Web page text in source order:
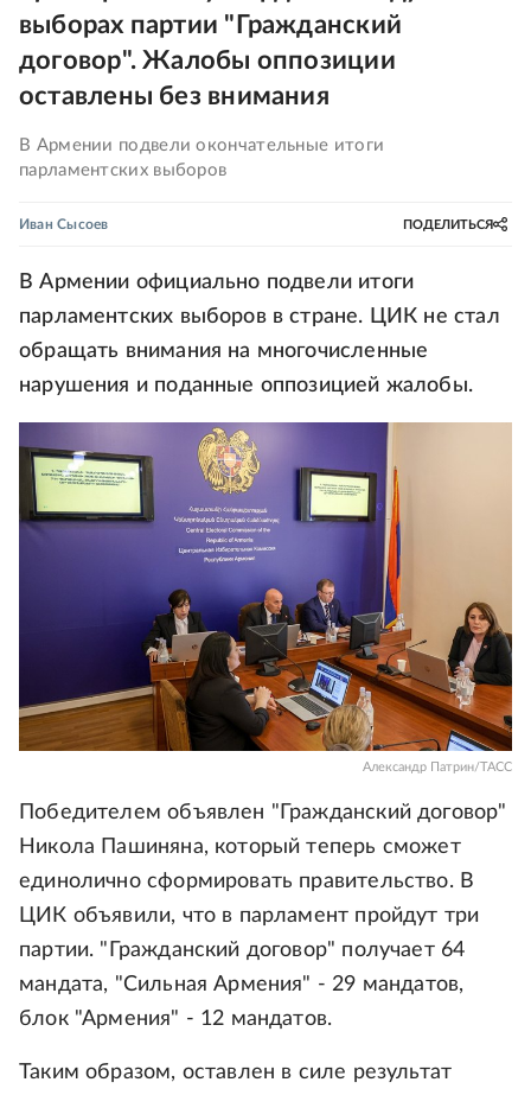
выборах партии "Гражданский
договор". Жалобы оппозиции
оставлены без внимания
В Армении подвели окончательные итоги
парламентских выборов
Иван Сысоев ПОДЕЛИТЬСЯ
В Армении официально подвели итоги
парламентских выборов в стране. ЦИК не стал
обращать внимания на многочисленные
нарушения и поданные оппозицией жалобы.
Александр Патрин/ТАСС
Победителем объявлен "Гражданский договор"
Никола Пашиняна, который теперь сможет
единолично сформировать правительство. В
ЦИК объявили, что в парламент пройдут три
партии. "Гражданский договор" получает 64
мандата, "Сильная Армения" - 29 мандатов,
блок "Армения" - 12 мандатов.
Таким образом, оставлен в силе результат